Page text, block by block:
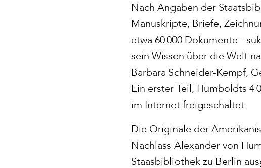
Nach Angaben der
Manuskripte, Briefe,
etwa 60 000 Dokumente -
sein Wissen über die Welt
Barbara Schneider-Kempf,
Ein erster Teil, Humboldts 4
im Internet freigeschaltet.
Die Originale der
Nachlass Alexander von
Staasbibliothek zu Berlin